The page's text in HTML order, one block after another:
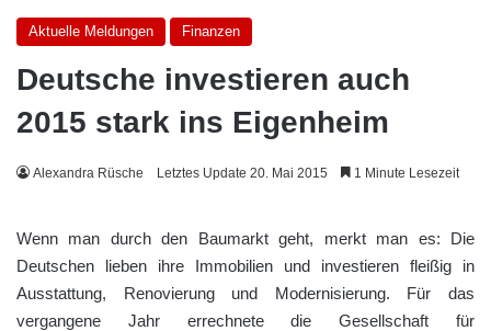
Aktuelle Meldungen Finanzen
Deutsche investieren auch
2015 stark ins Eigenheim
Alexandra Rüsche Letztes Update 20. Mai 2015 1 Minute Lesezeit
Wenn man durch den Baumarkt geht, merkt man es: Die
Deutschen lieben ihre Immobilien und investieren fleißig in
Ausstattung, Renovierung und Modernisierung. Für das
vergangene Jahr errechnete die Gesellschaft für